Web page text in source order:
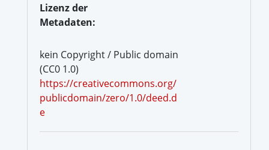
Lizenz der
Metadaten:
kein Copyright / Public domain
(CC0 1.0)
https://creativecommons.org/
publicdomain/zero/1.0/deed.d
e